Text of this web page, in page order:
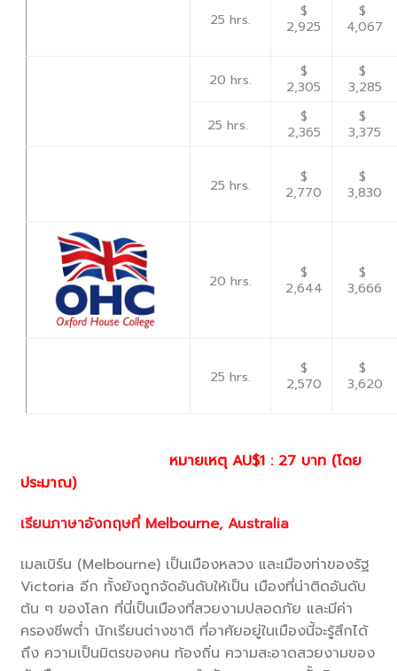
25 hrs.
$
2,925
$
4,067
20 hrs.
$
2,305
$
3,285
25 hrs.
$
2,365
$
3,375
25 hrs.
$
2,770
$
3,830
20 hrs.
$
2,644
$
3,666
25 hrs.
$
2,570
$
3,620
หมายเหตุ AU$1 : 27 บาท (โดย
ประมาณ)
เรียนภาษาอังกฤษที่ Melbourne, Australia
เมลเบิร์น (Melbourne) เป็นเมืองหลวง และเมืองท่าของรัฐ
Victoria อีก ทั้งยังถูกจัดอันดับให้เป็น เมืองที่น่าติดอันดับ
ต้น ๆ ของโลก ที่นี่เป็นเมืองที่สวยงามปลอดภัย และมีค่า
ครองชีพต่ำ นักเรียนต่างชาติ ที่อาศัยอยู่ในเมืองนี้จะรู้สึกได้
ถึง ความเป็นมิตรของคน ท้องถิ่น ความสะอาดสวยงามของ